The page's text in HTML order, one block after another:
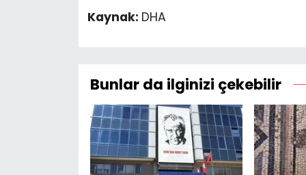
Kaynak: DHA
Bunlar da ilginizi çekebilir